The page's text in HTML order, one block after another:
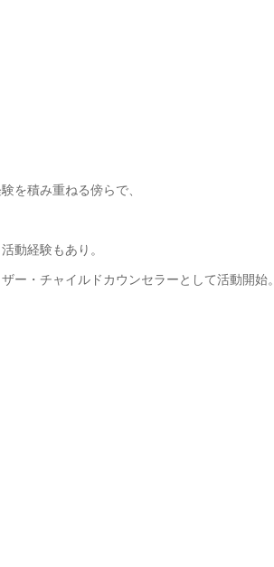
を積み重ねる傍らで、
動経験もあり。
ー・チャイルドカウンセラーとして活動開始。